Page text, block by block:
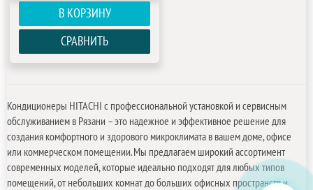
В КОРЗИНУ
СРАВНИТЬ
Кондиционеры HITACHI с профессиональной установкой и сервисным
обслуживанием в Рязани – это надежное и эффективное решение для
создания комфортного и здорового микроклимата в вашем доме, офисе
или коммерческом помещении. Мы предлагаем широкий ассортимент
современных моделей, которые идеально подходят для любых типов
помещений, от небольших комнат до больших офисных пространств и